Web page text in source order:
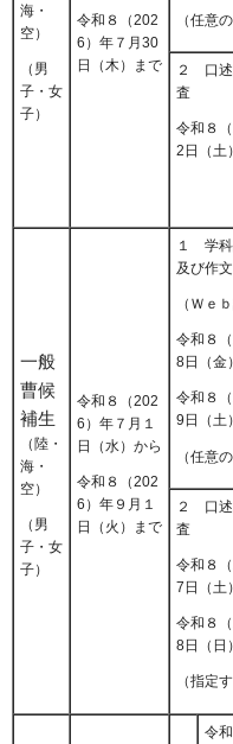
海・
空）
（男
子・女
子）
令和８（202
6）年７月30
日（木）まで
（任意
２ 口述
査
令和８
2日（土）
一般
曹候
補生
（陸・
海・
空）
（男
子・女
子）
令和８（202
6）年７月１
日（水）から
令和８（202
6）年９月１
日（火）まで
１ 学科
及び作文
（Ｗｅ
令和８
8日（金）
令和８
9日（土）
（任意
２ 口述
査
令和８
7日（土）
令和８
8日（日）
（指定
令